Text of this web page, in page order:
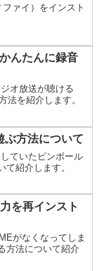
ァイ）をインスト
んたんに録音
オ放送が聴ける
法を紹介します。
方法について
ていたピンボール
て紹介します。
を再インスト
がなくなってしま
方法について紹介